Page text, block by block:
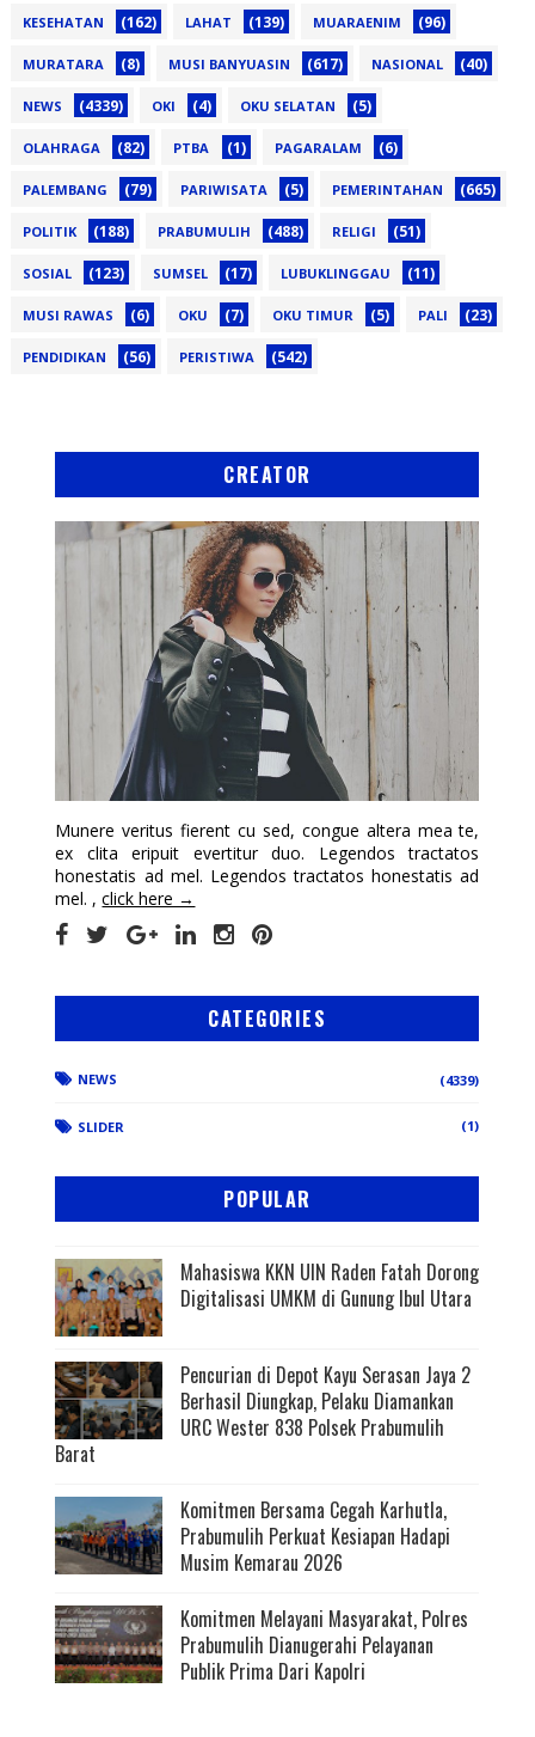
KESEHATAN (162) LAHAT (139) MUARAENIM (96)
MURATARA (8) MUSI BANYUASIN (617) NASIONAL (40)
NEWS (4339) OKI (4) OKU SELATAN (5)
OLAHRAGA (82) PTBA (1) PAGARALAM (6)
PALEMBANG (79) PARIWISATA (5) PEMERINTAHAN (665)
POLITIK (188) PRABUMULIH (488) RELIGI (51)
SOSIAL (123) SUMSEL (17) LUBUKLINGGAU (11)
MUSI RAWAS (6) OKU (7) OKU TIMUR (5) PALI (23)
PENDIDIKAN (56) PERISTIWA (542)
CREATOR
Munere veritus fierent cu sed, congue altera mea te,
ex clita eripuit evertitur duo. Legendos tractatos
honestatis ad mel. Legendos tractatos honestatis ad
mel. ,click here →
CATEGORIES
NEWS (4339)
SLIDER (1)
POPULAR
Mahasiswa KKN UIN Raden Fatah Dorong
Digitalisasi UMKM di Gunung Ibul Utara
Pencurian di Depot Kayu Serasan Jaya 2
Berhasil Diungkap, Pelaku Diamankan
URC Wester 838 Polsek Prabumulih
Barat
Komitmen Bersama Cegah Karhutla,
Prabumulih Perkuat Kesiapan Hadapi
Musim Kemarau 2026
Komitmen Melayani Masyarakat, Polres
Prabumulih Dianugerahi Pelayanan
Publik Prima Dari Kapolri